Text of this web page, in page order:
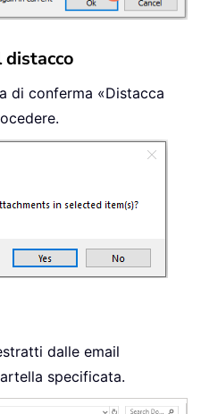
distacco
di conferma «Distacca
dalle email
specificata.